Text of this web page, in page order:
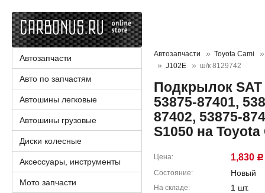
Автозапчасти
Toyota Cami
J102E
ш/к 8129742
Подкрылок SAT
53875-87401,
87402, 53875-
S1050 на Toyota
Цена 1,830 Р
Состояние Новый
На складе 1 шт.
Автозапчасти
Авто по запчастям
Автошины легковые
Автошины грузовые
Диски колесные
Аксессуары, инструменты
Мото запчасти